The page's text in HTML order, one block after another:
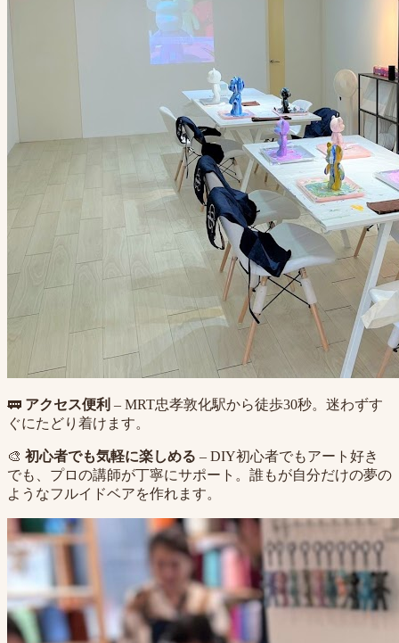
🚃 アクセス便利 – MRT忠孝敦化駅から徒歩30秒。迷わずす
ぐにたどり着けます。
🎨 初心者でも気軽に楽しめる – DIY初心者でもアート好き
でも、プロの講師が丁寧にサポート。誰もが自分だけの夢の
ようなフルイドベアを作れます。